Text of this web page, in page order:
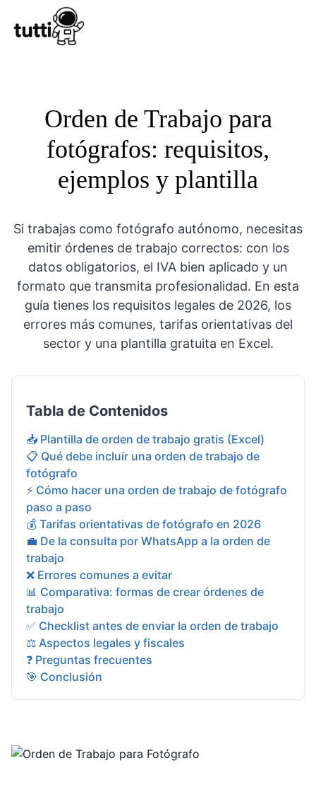
Orden de Trabajo para
fotógrafos: requisitos,
ejemplos y plantilla
Si trabajas como fotógrafo autónomo, necesitas
emitir órdenes de trabajo correctos: con los
datos obligatorios, el IVA bien aplicado y un
formato que transmita profesionalidad. En esta
guía tienes los requisitos legales de 2026, los
errores más comunes, tarifas orientativas del
sector y una plantilla gratuita en Excel.
Tabla de Contenidos
📥 Plantilla de orden de trabajo gratis (Excel)
📋 Qué debe incluir una orden de trabajo de
fotógrafo
⚡ Cómo hacer una orden de trabajo de fotógrafo
paso a paso
💰 Tarifas orientativas de fotógrafo en 2026
💼 De la consulta por WhatsApp a la orden de
trabajo
❌ Errores comunes a evitar
📊 Comparativa: formas de crear órdenes de
trabajo
✅ Checklist antes de enviar la orden de trabajo
⚖️ Aspectos legales y fiscales
❓ Preguntas frecuentes
🎯 Conclusión